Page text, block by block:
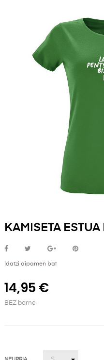
KAMISETA
Idatzi aipamen bat
14,95 €
BEZ barne